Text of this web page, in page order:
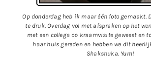
Op donderdag heb ik maar één foto gemaakt.
te druk. Overdag vol met afspraken op het
met een collega op kraamvisite geweest en
haar huis gereden en hebben we dit
Shakshuka. Yum!